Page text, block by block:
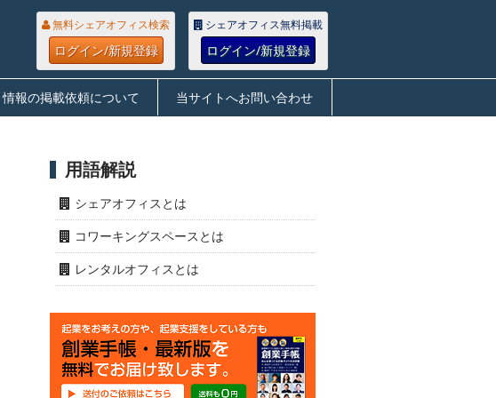
無料シェアオフィス検索
ログイン/新規登録
シェアオフィス無料掲載
ログイン/新規登録
情報の掲載依頼について 当サイトへお問い合わせ
用語解説
シェアオフィスとは
コワーキングスペースとは
レンタルオフィスとは